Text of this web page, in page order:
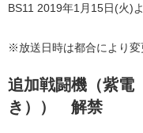
BS11 2019年1月15日(火)
※放送日時は都合により変
追加戦闘機（紫電
き）） 解禁